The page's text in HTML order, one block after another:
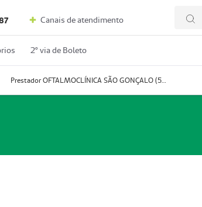
Canais de atendimento
2º via de Boleto
Prestador OFTALMOCLÍNICA SÃO GONÇALO (55004164-2)